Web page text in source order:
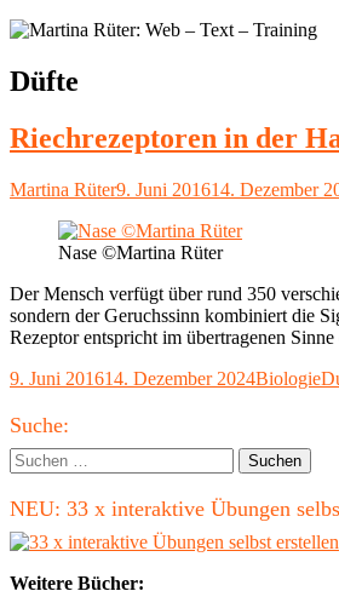
Schlagwort:
Düfte
Riechrezeptoren in der
Autor
Martina RüterVeröffentlicht
9. Juni 201614. Dezember
Nase ©Martina Rüter
Der Mensch verfügt über rund 350
sondern der Geruchssinn kombiniert die
Rezeptor entspricht im übertragenen
Veröffentlicht
9. Juni 201614. Dezember 2024Kategorien
Biologie
Haupt-
Seitenleiste
Suche:
Suchen
nach:
NEU: 33 x interaktive Übungen
Weitere Bücher: